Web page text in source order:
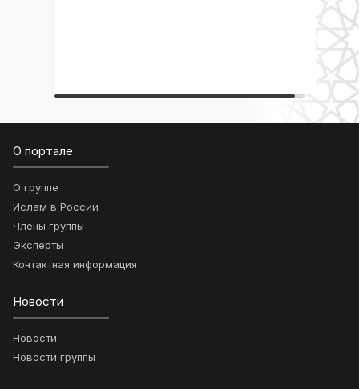
О портале
О группе
Ислам в России
Члены группы
Эксперты
Контактная информация
Новости
Новости
Новости группы